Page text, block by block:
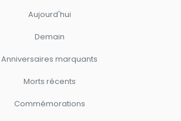
Aujourd'hui
Demain
Anniversaires marquants
Morts récents
Commémorations